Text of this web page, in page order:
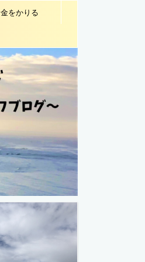
をかりる